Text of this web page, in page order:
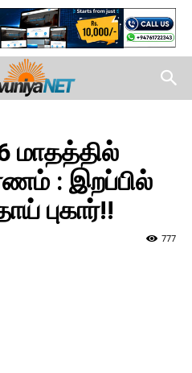
மாதத்தில்
: இறப்பில்
புகார்!!
777